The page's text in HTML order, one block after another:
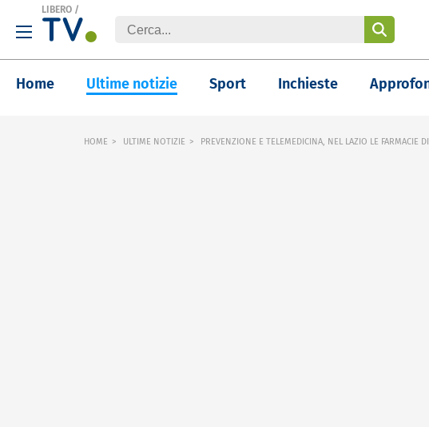
LIBERO /
Home Ultime notizie Sport Inchieste
HOME ULTIME NOTIZIE PREVENZIONE E TELEMEDICINA, NEL LAZIO LE FARMACIE